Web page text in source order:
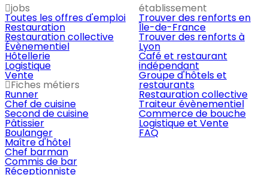
jobs
Toutes les offres d'emploi
Restauration
Restauration collective
Évènementiel
Hôtellerie
Logistique
Vente
Fiches métiers
Runner
Chef de cuisine
Second de cuisine
Pâtissier
Boulanger
Maître d'hôtel
Chef barman
Commis de bar
Réceptionniste
établissement
Trouver des renforts en
Île-de-France
Trouver des renforts à
Lyon
Café et restaurant
indépendant
Groupe d'hôtels et
restaurants
Restauration collective
Traiteur évènementiel
Commerce de bouche
Logistique et Vente
FAQ